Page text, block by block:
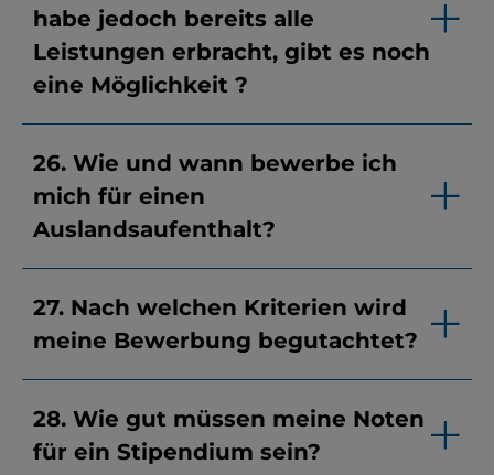
habe jedoch bereits alle
Leistungen erbracht, gibt es noch
eine Möglichkeit ?
26. Wie und wann bewerbe ich
mich für einen
Auslandsaufenthalt?
27. Nach welchen Kriterien wird
meine Bewerbung begutachtet?
28. Wie gut müssen meine Noten
für ein Stipendium sein?